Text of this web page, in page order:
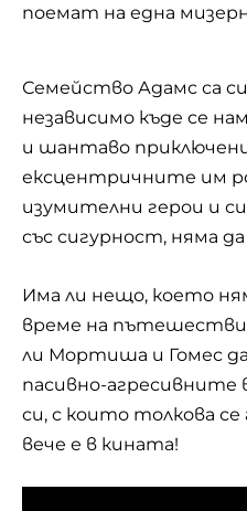
поемат на една
Семейство Адамс са
независимо къде се
и шантаво
ексцентричните им
изумителни герои и
със сигурност, няма
Има ли нещо, което
време на
ли Мортиша и Гомес
пасивно-
си, с които толкова
вече е в кината!